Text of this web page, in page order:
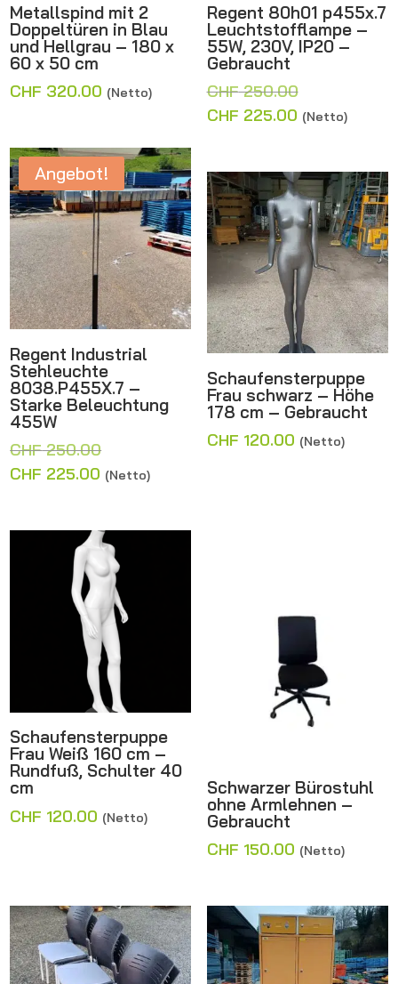
Metallspind mit 2
Doppeltüren in Blau
und Hellgrau – 180 x
60 x 50 cm
CHF 320.00 (Netto)
Regent 80h01 p455x.7
Leuchtstofflampe –
55W, 230V, IP20 –
Gebraucht
CHF250.00
Preis
CHF 225.00Aktueller
CHF 225.00.
(Netto)
Angebot!
Regent Industrial
Stehleuchte
8038.P455X.7 –
Starke Beleuchtung
455W
CHF250.00Ursprünglicher
Preis
CHF 225.00 Aktueller
CHF 225.00.
(Netto)
Schaufensterpuppe
Frau schwarz – Höhe
178 cm – Gebraucht
CHF 120.00 (Netto)
Schaufensterpuppe
Frau Weiß 160 cm –
Rundfuß, Schulter 40
cm
CHF 120.00 (Netto)
Schwarzer Bürostuhl
ohne Armlehnen –
Gebraucht
CHF 150.00 (Netto)